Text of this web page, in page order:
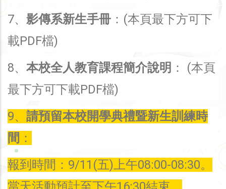
7、 影傳系新生手冊 ：(本頁最下方可下
載PDF檔)
8、 本校全人教育課程簡介說明 ： (本頁
最下方可下載PDF檔)
9、 請預留本校開學典禮暨新生訓練時
間 ：
報到時間：9/11(五)上午08:00-08:30。